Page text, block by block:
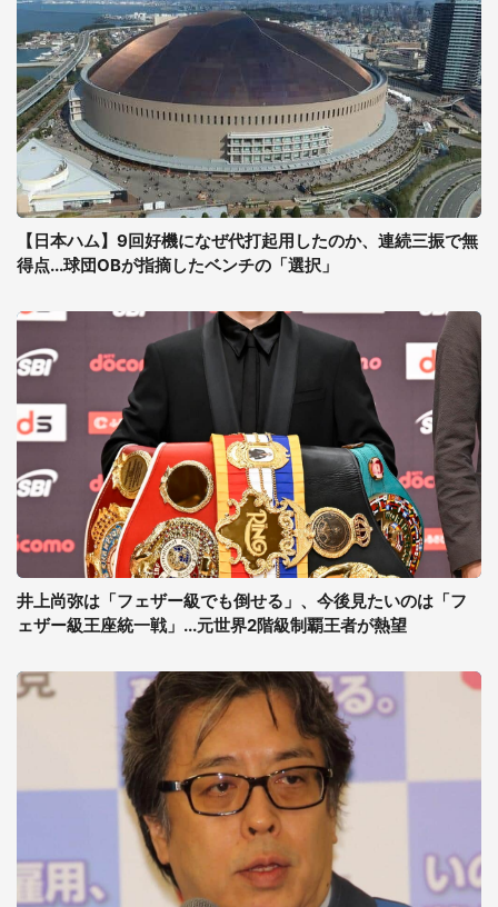
【日本ハム】9回好機になぜ代打起用したのか、連続三振で無
得点...球団OBが指摘したベンチの「選択」
井上尚弥は「フェザー級でも倒せる」、今後見たいのは「フ
ェザー級王座統一戦」...元世界2階級制覇王者が熱望